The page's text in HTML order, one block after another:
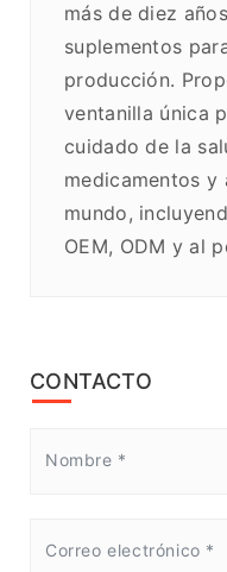
más de diez
suplementos
producción.
ventanilla única
cuidado de la
medicamentos y
mundo,
OEM, ODM y al
CONTACTO